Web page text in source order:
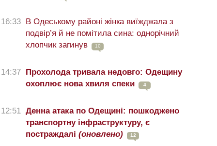
16:33
В Одеському районі жінка виїжджала з
подвір’я й не помітила сина: однорічний
хлопчик загинув
10
14:37
Прохолода тривала недовго: Одещину
охоплює нова хвиля спеки
4
12:51 Денна атака по Одещині: пошкоджено
транспортну інфраструктуру, є
постраждалі (оновлено) 12